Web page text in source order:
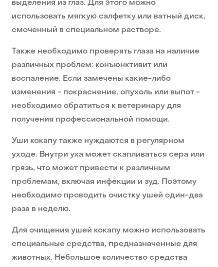
выделения из глаз. Для этого можно
использовать мягкую салфетку или ватный диск,
смоченный в специальном растворе.
Также необходимо проверять глаза на наличие
различных проблем: конъюнктивит или
воспаление. Если замечены какие-либо
изменения - покраснение, опухоль или выпот -
необходимо обратиться к ветеринару для
получения профессиональной помощи.
Уши кокапу также нуждаются в регулярном
уходе. Внутри уха может скапливаться сера или
грязь, что может привести к различным
проблемам, включая инфекции и зуд. Поэтому
необходимо проводить очистку ушей один-два
раза в неделю.
Для очищения ушей кокапу можно использовать
специальные средства, предназначенные для
животных. Небольшое количество средства